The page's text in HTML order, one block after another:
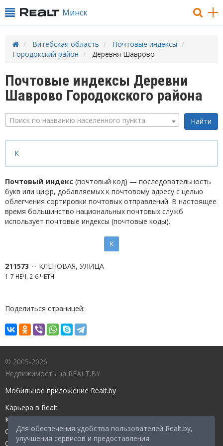
Для обеспечения удобства пользователей Realt.by,
улучшения сервисов и предоставления
Минск
Витебская область
Почтовые индексы
Городокский район
Деревня Шаврово
Почтовые индексы Деревни
Шаврово Городокского района
Поиск по названию населенного пункта
К
Почтовый индекс (почтовый код) — последовательность
букв или цифр, добавляемых к почтовому адресу с целью
облегчения сортировки почтовых отправлений. В настоящее
время большинство национальных почтовых служб
использует почтовые индексы (почтовые коды).
К
211573 КЛЕНОВАЯ, УЛИЦА
1-7 НЕЧ, 2-6 ЧЕТН
Поделиться страницей:
© 2005-2026
Недвижимость на REALT.BY
Мобильное приложение Realt.by
Карьера в Realt
Контакты редакции
Справочный центр
Служба поддержки